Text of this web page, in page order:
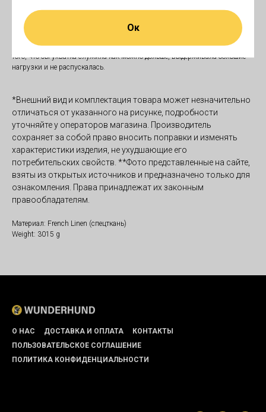
Ок
Изделие производится из высокопрочных и безопасных материалов,
устойчивых к зубам и когтям собак. Перед тем как сшить конструкцию
модели, края используемой ткани предварительно обметываются, для
того, что бы ухватка служила как можно дольше, выдерживала большие
нагрузки и не распускалась.
*Внешний вид и комплектация товара может незначительно
отличаться от указанного на рисунке, подробности
уточняйте у операторов магазина. Производитель
сохраняет за собой право вносить поправки и изменять
характеристики изделия, не ухудшающие его
потребительских свойств. **Фото представленные на сайте,
взяты из открытых источников и предназначено только для
ознакомления. Права принадлежат их законным
правообладателям.
Материал: French Linen (спецткань)
Weight: 3015 g
О НАС ДОСТАВКА И ОПЛАТА
КОНТАКТЫ
ПОЛЬЗОВАТЕЛЬСКОЕ СОГЛАШЕНИЕ
ПОЛИТИКА КОНФИДЕНЦИАЛЬНОСТИ